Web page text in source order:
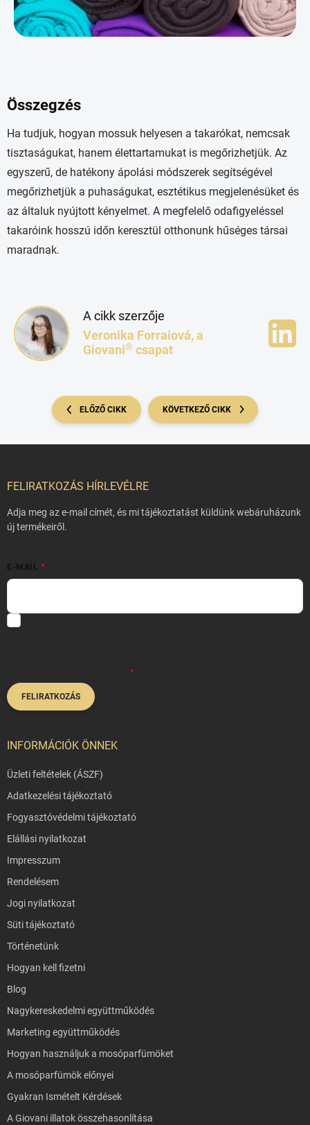
Összegzés
Ha tudjuk, hogyan mossuk helyesen a takarókat, nemcsak
tisztaságukat, hanem élettartamukat is megőrizhetjük. Az
egyszerű, de hatékony ápolási módszerek segítségével
megőrizhetjük a puhaságukat, esztétikus megjelenésüket és
az általuk nyújtott kényelmet. A megfelelő odafigyeléssel
takaróink hosszú időn keresztül otthonunk hűséges társai
maradnak.
A cikk szerzője
Veronika Forraiová, a
Giovani® csapat
ELŐZŐ CIKK KÖVETKEZŐ CIKK
FELIRATKOZÁS HÍRLEVÉLRE
Adja meg az e-mail címét, és mi tájékoztatást küldünk webáruházunk
új termékeiről.
E-MAIL
FELIRATKOZÁS
INFORMÁCIÓK ÖNNEK
Üzleti feltételek (ÁSZF)
Adatkezelési tájékoztató
Fogyasztóvédelmi tájékoztató
Elállási nyilatkozat
Impresszum
Rendelésem
Jogi nyilatkozat
Süti tájékoztató
Történetünk
Hogyan kell fizetni
Blog
Nagykereskedelmi együttműködés
Marketing együttműködés
Hogyan használjuk a mosóparfümöket
A mosóparfümök előnyei
Gyakran Ismételt Kérdések
A Giovani illatok összehasonlítása